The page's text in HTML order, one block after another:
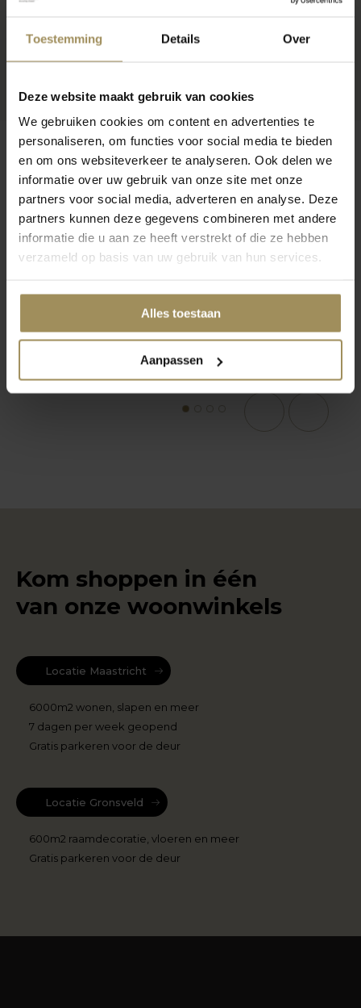
Toestemming Details Over
Deze website maakt gebruik van cookies
We gebruiken cookies om content en advertenties te
personaliseren, om functies voor social media te bieden
en om ons websiteverkeer te analyseren. Ook delen we
informatie over uw gebruik van onze site met onze
partners voor social media, adverteren en analyse. Deze
partners kunnen deze gegevens combineren met andere
informatie die u aan ze heeft verstrekt of die ze hebben
verzameld op basis van uw gebruik van hun services.
Alles toestaan
Aanpassen
Op zoek naar meer inspiratie?
Eetkamerbanken
1
Kom shoppen in één
van onze woonwinkels
Locatie Maastricht
6000m2 wonen, slapen en meer
7 dagen per week geopend
Gratis parkeren voor de deur
Locatie Gronsveld
600m2 raamdecoratie, vloeren en meer
Gratis parkeren voor de deur